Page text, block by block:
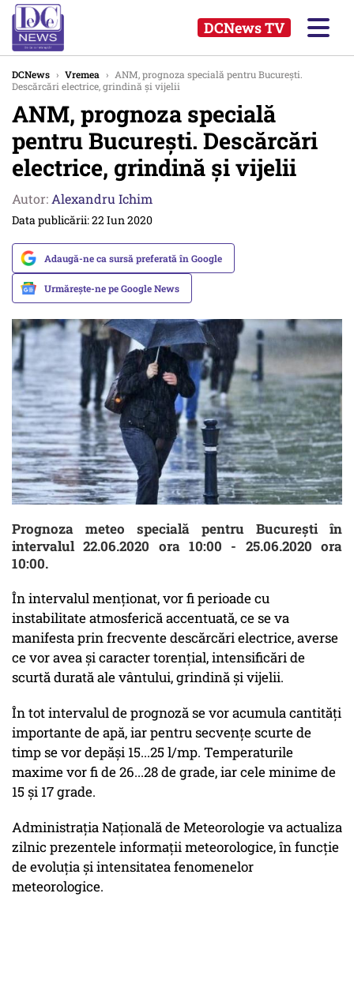
DCNews TV
DCNews › Vremea › ANM, prognoza specială pentru București.
Descărcări electrice, grindină și vijelii
ANM, prognoza specială
pentru București. Descărcări
electrice, grindină și vijelii
Autor: Alexandru Ichim
Data publicării: 22 Iun 2020
Adaugă-ne ca sursă preferată în Google
Urmărește-ne pe Google News
Prognoza meteo specială pentru București în
intervalul 22.06.2020 ora 10:00 - 25.06.2020 ora
10:00.
În intervalul menționat, vor fi perioade cu
instabilitate atmosferică accentuată, ce se va
manifesta prin frecvente descărcări electrice, averse
ce vor avea și caracter torențial, intensificări de
scurtă durată ale vântului, grindină și vijelii.
În tot intervalul de prognoză se vor acumula cantități
importante de apă, iar pentru secvențe scurte de
timp se vor depăși 15...25 l/mp. Temperaturile
maxime vor fi de 26...28 de grade, iar cele minime de
15 și 17 grade.
Administraţia Naţională de Meteorologie va actualiza
zilnic prezentele informații meteorologice, în funcţie
de evoluţia şi intensitatea fenomenelor
meteorologice.